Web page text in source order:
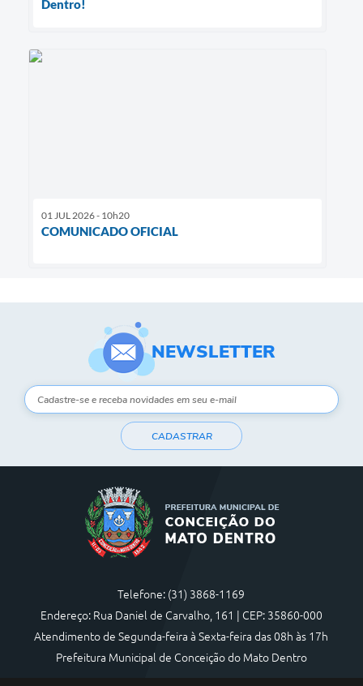
Dentro!
01 JUL 2026 - 10h20
COMUNICADO OFICIAL
NEWSLETTER
CADASTRAR
Telefone: (31) 3868-1169
Endereço: Rua Daniel de Carvalho, 161 | CEP: 35860-000
Atendimento de Segunda-feira à Sexta-feira das 08h às 17h
Prefeitura Municipal de Conceição do Mato Dentro